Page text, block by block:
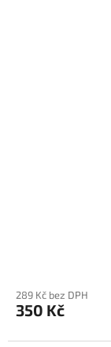
289 Kč bez DPH
350 Kč